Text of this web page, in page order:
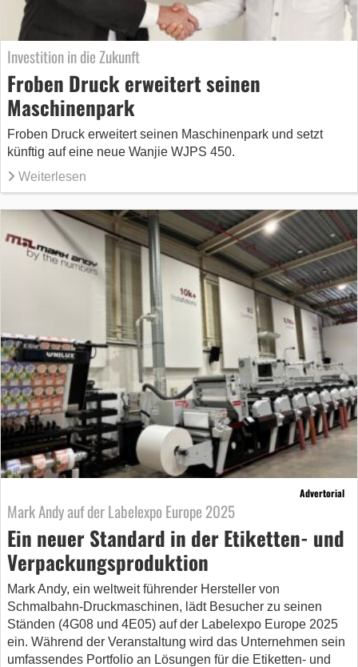
Investition in die Zukunft
Froben Druck erweitert seinen
Maschinenpark
Froben Druck erweitert seinen Maschinenpark und setzt
künftig auf eine neue Wanjie WJPS 450.
Weiterlesen
Advertorial
Mark Andy auf der Labelexpo Europe 2025
Ein neuer Standard in der Etiketten- und
Verpackungsproduktion
Mark Andy, ein weltweit führender Hersteller von
Schmalbahn-Druckmaschinen, lädt Besucher zu seinen
Ständen (4G08 und 4E05) auf der Labelexpo Europe 2025
ein. Während der Veranstaltung wird das Unternehmen sein
umfassendes Portfolio an Lösungen für die Etiketten- und